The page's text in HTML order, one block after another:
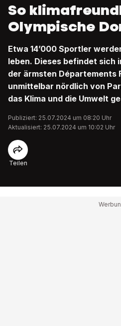
So
Olympische
Etwa 14’000 Sportler
leben. Dieses befindet sich
der ärmsten Départements
unmittelbar nördlich von
das Klima und die Umwelt
Publiziert: 25.07.2024 um 08:20 Uhr
Aktualisiert: 25.07.2024 um 10:02 Uhr
Teilen